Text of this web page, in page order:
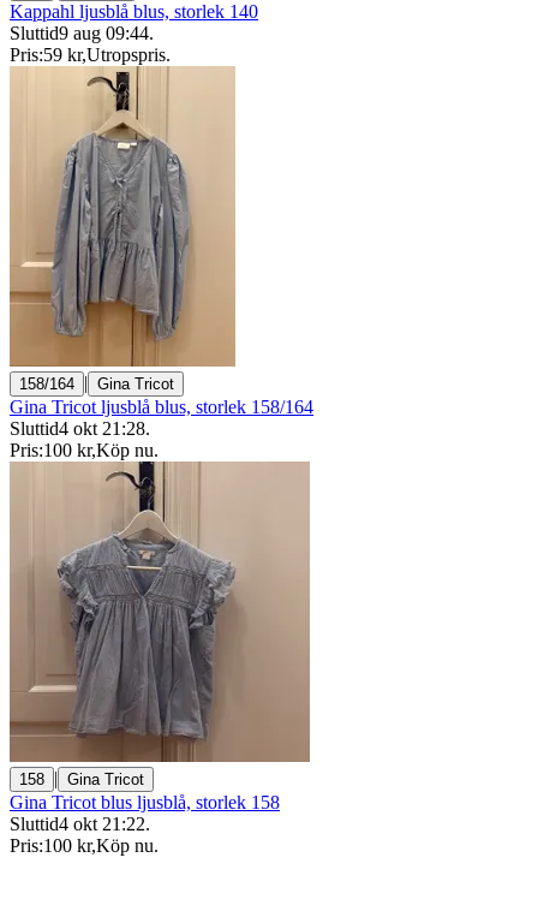
Kappahl ljusblå blus, storlek 140
Sluttid9 aug 09:44.
Pris:59 kr,Utropspris.
158/164 | Gina Tricot
Gina Tricot ljusblå blus, storlek 158/164
Sluttid4 okt 21:28.
Pris:100 kr,Köp nu.
158 | Gina Tricot
Gina Tricot blus ljusblå, storlek 158
Sluttid4 okt 21:22.
Pris:100 kr,Köp nu.